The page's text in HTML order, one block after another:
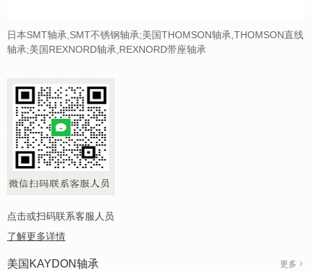
日本SMT轴承,SMT不锈钢轴承;美国THOMSON轴承,THOMSON直线
轴承;美国REXNORD轴承,REXNORD带座轴承
点击或扫码联系客服人员
了解更多详情
美国KAYDON轴承 更多